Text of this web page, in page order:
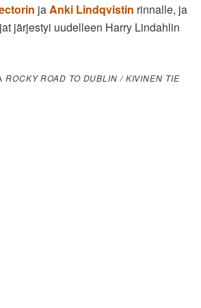
jaAnki Lindqvistin rinnalle, ja
järjestyi uudelleen Harry Lindahlin
ROCKY ROAD TO DUBLIN / KIVINEN TIE